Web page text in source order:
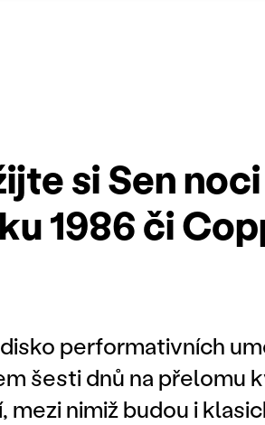
si Sen noci
1986 či
performativních
šesti dnů na přelomu
nimiž budou i